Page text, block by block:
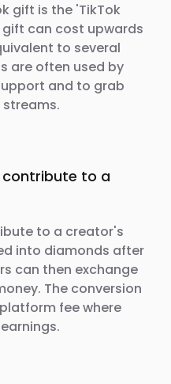
gift is the 'TikTok
gift can cost upwards
to several
are often used by
and to grab
contribute to a
to a creator's
into diamonds after
can then exchange
The conversion
fee where